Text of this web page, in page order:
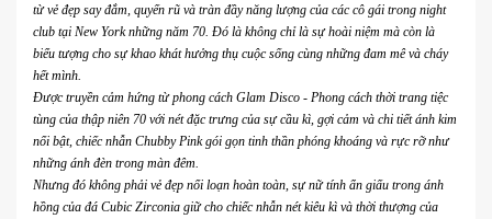
từ vẻ đẹp say đắm, quyến rũ và tràn đầy năng lượng của các cô gái trong night
club tại New York những năm 70. Đó là không chỉ là sự hoài niệm mà còn là
biểu tượng cho sự khao khát hưởng thụ cuộc sống cùng những đam mê và cháy
hết mình.
Được truyền cảm hứng từ phong cách Glam Disco - Phong cách thời trang tiệc
tùng của thập niên 70 với nét đặc trưng của sự cầu kì, gợi cảm và chi tiết ánh kim
nổi bật, chiếc nhẫn Chubby Pink gói gọn tinh thần phóng khoáng và rực rỡ như
những ánh đèn trong màn đêm.
Nhưng đó không phải vẻ đẹp nổi loạn hoàn toàn, sự nữ tính ẩn giấu trong ánh
hồng của đá Cubic Zirconia giữ cho chiếc nhẫn nét kiêu kì và thời thượng của